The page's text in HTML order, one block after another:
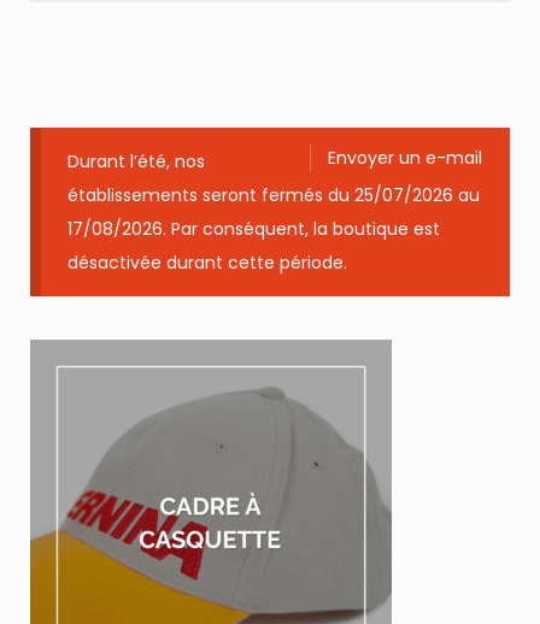
Envoyer un e-mail
Durant l’été, nos
établissements seront fermés du 25/07/2026 au
17/08/2026. Par conséquent, la boutique est
désactivée durant cette période.